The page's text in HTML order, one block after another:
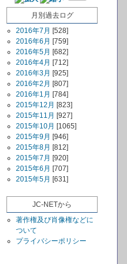
月別過去ログ
2016年7月 [528]
2016年6月 [759]
2016年5月 [682]
2016年4月 [712]
2016年3月 [925]
2016年2月 [807]
2016年1月 [784]
2015年12月 [823]
2015年11月 [927]
2015年10月 [1065]
2015年9月 [946]
2015年8月 [812]
2015年7月 [920]
2015年6月 [707]
2015年5月 [631]
JC-NETから
著作権及び肖像権などに
ついて
プライバシーポリシー